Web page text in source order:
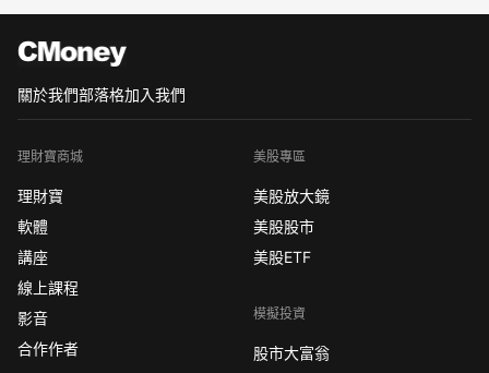
關於我們部落格加入我們
理財寶商城
理財寶
軟體
講座
線上課程
影音
合作作者
美股專區
美股放大鏡
美股股市
美股ETF
模擬投資
股市大富翁